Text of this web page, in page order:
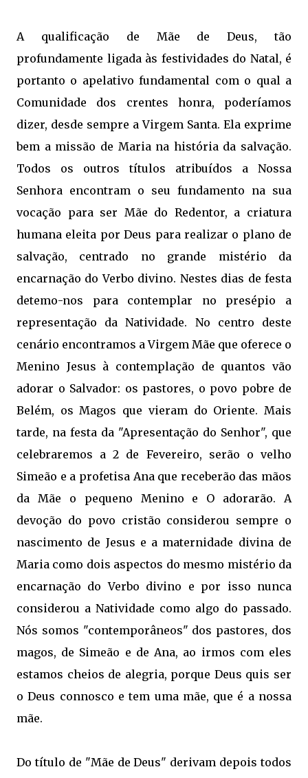
A qualificação de Mãe de Deus, tão
profundamente ligada às festividades do Natal, é
portanto o apelativo fundamental com o qual a
Comunidade dos crentes honra, poderíamos
dizer, desde sempre a Virgem Santa. Ela exprime
bem a missão de Maria na história da salvação.
Todos os outros títulos atribuídos a Nossa
Senhora encontram o seu fundamento na sua
vocação para ser Mãe do Redentor, a criatura
humana eleita por Deus para realizar o plano de
salvação, centrado no grande mistério da
encarnação do Verbo divino. Nestes dias de festa
detemo-nos para contemplar no presépio a
representação da Natividade. No centro deste
cenário encontramos a Virgem Mãe que oferece o
Menino Jesus à contemplação de quantos vão
adorar o Salvador: os pastores, o povo pobre de
Belém, os Magos que vieram do Oriente. Mais
tarde, na festa da "Apresentação do Senhor", que
celebraremos a 2 de Fevereiro, serão o velho
Simeão e a profetisa Ana que receberão das mãos
da Mãe o pequeno Menino e O adorarão. A
devoção do povo cristão considerou sempre o
nascimento de Jesus e a maternidade divina de
Maria como dois aspectos do mesmo mistério da
encarnação do Verbo divino e por isso nunca
considerou a Natividade como algo do passado.
Nós somos "contemporâneos" dos pastores, dos
magos, de Simeão e de Ana, ao irmos com eles
estamos cheios de alegria, porque Deus quis ser
o Deus connosco e tem uma mãe, que é a nossa
mãe.
Do título de "Mãe de Deus" derivam depois todos